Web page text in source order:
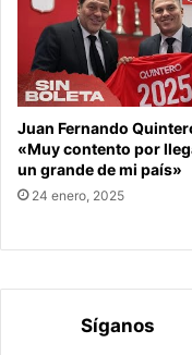
Juan Fernando
«Muy contento por
un grande de mi país»
24 enero, 2025
Síganos